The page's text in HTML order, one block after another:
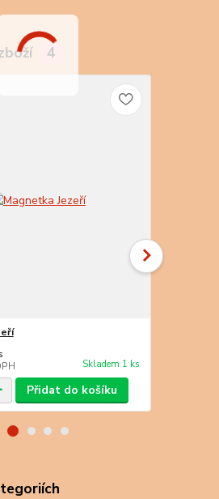
4
Skladem 1 ks
Přidat do košíku